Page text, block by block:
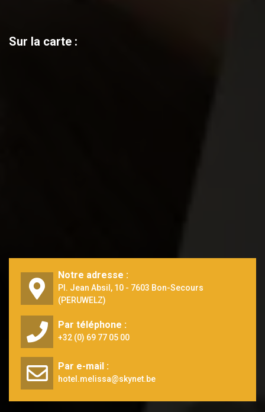
Sur la carte :
Notre adresse :
Pl. Jean Absil, 10 - 7603 Bon-Secours
(PERUWELZ)
Par téléphone :
+32 (0) 69 77 05 00
Par e-mail :
hotel.melissa@skynet.be